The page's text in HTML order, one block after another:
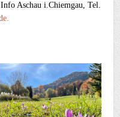
Aschau i.Chiemgau, Tel.